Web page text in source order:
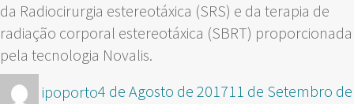
da Radiocirurgia estereotáxica (SRS) e da terapia de
radiação corporal estereotáxica (SBRT) proporcionada
pela tecnologia Novalis.
Autor
ipoportoPublicado
4 de Agosto de 201711 de Setembro de